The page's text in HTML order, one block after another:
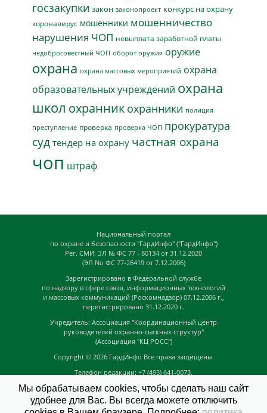
госзакупки закон законопроект конкурс на охрану
коронавирус мошенники мошенничество
нарушения ЧОП невыплата заработной платы
недобросовестный ЧОП оборот оружия оружие
охрана охрана массовых мероприятий охрана
образовательных учреждений охрана
школ охранник охранники полиция
преступление проверка проверка ЧОП прокуратура
суд тендер на охрану частная охрана
чоп штраф
Национальный портал
по охране и безопасности "ГардИнфо" ("ГардИнфо")
Рег. СМИ: ЭЛ № ФС 77 - 80134 от 31.12.2020
(ЭЛ No ФС 77-26419 от 7.12.2006)
Зарегистрировано в Федеральной службе
по надзору в сфере связи, информационных технологий
и массовых коммуникаций (Роскомнадзор) 07.12.2006 г.,
перегистрировано 31.12.2020 г.
Учредитель: Ассоциация "Координационный центр
руководителей охранно-сыскных структур"
(Ассоциация "КЦ РОСС")
Copyright © 2026 ГардИнфо Все права защищены.
Телефон редакции: +7 (495) 641-0073,
news@guardinfo.online
Главный редактор: Кузьмин Д.А.
Мы обрабатываем cookies, чтобы сделать наш сайт
удобнее для Вас. Вы всегда можете отключить